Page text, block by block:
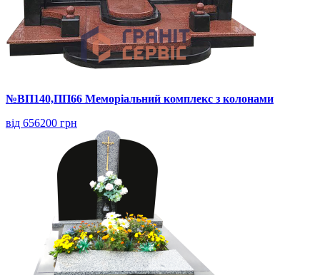
№ВП140,ПП66 Меморіальний комплекс з колонами
від 656200 грн